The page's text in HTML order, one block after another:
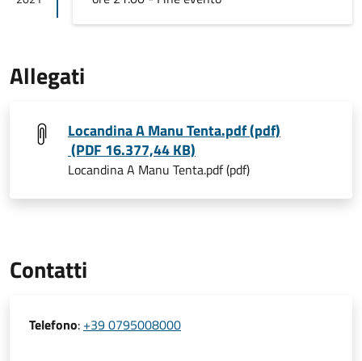
Allegati
Locandina A Manu Tenta.pdf (pdf)
(PDF 16.377,44 KB)
Locandina A Manu Tenta.pdf (pdf)
Contatti
Telefono: +39 0795008000